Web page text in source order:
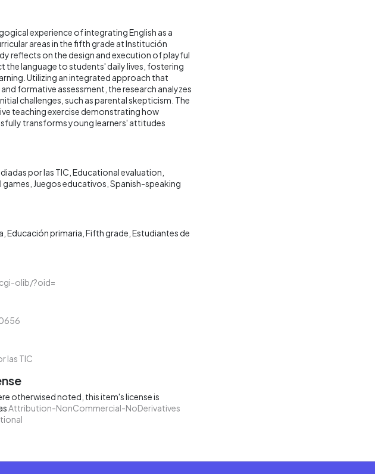
experience of integrating English as a
areas in the fifth grade at Institución
reflects on the design and execution of playful
the language to students' daily lives, fostering
Utilizing an integrated approach that
formative assessment, the research analyzes
challenges, such as parental skepticism. The
teaching exercise demonstrating how
transforms young learners' attitudes
por las TIC Educational evaluation
games Juegos educativos Spanish-speaking
Educación primaria Fifth grade Estudiantes de
olib/?oid=
las TIC
otherwised noted, this item's license is
Attribution-NonCommercial-NoDerivatives